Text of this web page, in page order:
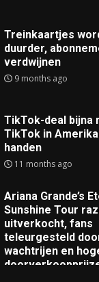
Treinkaartjes
duurder,
verdwijnen
9 months ago
TikTok-deal bijna
TikTok in
handen
11 months ago
Ariana Grande’s
Sunshine Tour
uitverkocht, fans
teleurgesteld
wachtrijen en